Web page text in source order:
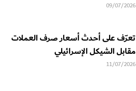
09/07/2026
تعرّف على أحدث أسعار صرف العملات
مقابل الشيكل الإسرائيلي
11/07/2026